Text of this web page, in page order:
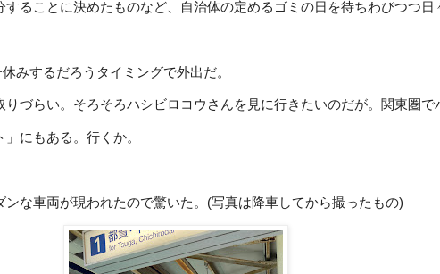
ることに決めたものなど、自治体の定めるゴミの日を待ちわびつつ日
みするだろうタイミングで外出だ。
りづらい。そろそろハシビロコウさんを見に行きたいのだが。関東圏
にもある。行くか。
な車両が現われたので驚いた。(写真は降車してから撮ったもの)